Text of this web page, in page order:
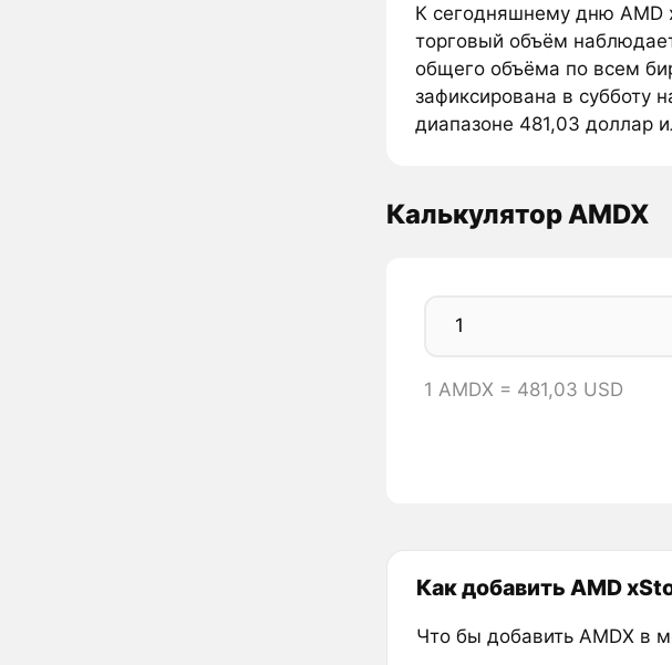
К сегодняшнему дню AMD
торговый объём
общего объёма по всем
зафиксирована в субботу
диапазоне 481,03 доллар
Калькулятор AMDX
1 AMDX = 481,03 USD
Как добавить AMD
Что бы добавить AMDX в